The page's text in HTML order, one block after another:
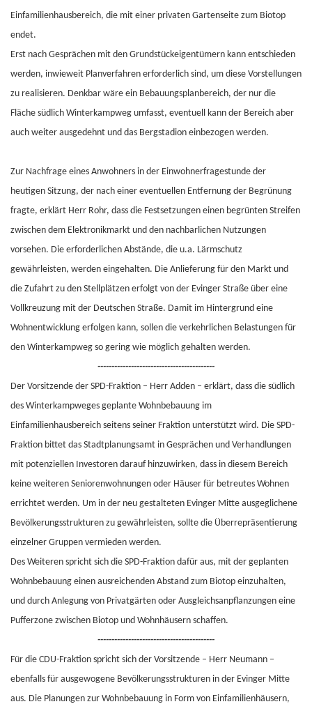
Einfamilienhausbereich, die mit einer privaten Gartenseite zum Biotop
endet.
Erst nach Gesprächen mit den Grundstückeigentümern kann entschieden
werden, inwieweit Planverfahren erforderlich sind, um diese Vorstellungen
zu realisieren. Denkbar wäre ein Bebauungsplanbereich, der nur die
Fläche südlich Winterkampweg umfasst, eventuell kann der Bereich aber
auch weiter ausgedehnt und das Bergstadion einbezogen werden.
Zur Nachfrage eines Anwohners in der Einwohnerfragestunde der
heutigen Sitzung, der nach einer eventuellen Entfernung der Begrünung
fragte, erklärt Herr Rohr, dass die Festsetzungen einen begrünten Streifen
zwischen dem Elektronikmarkt und den nachbarlichen Nutzungen
vorsehen. Die erforderlichen Abstände, die u.a. Lärmschutz
gewährleisten, werden eingehalten. Die Anlieferung für den Markt und
die Zufahrt zu den Stellplätzen erfolgt von der Evinger Straße über eine
Vollkreuzung mit der Deutschen Straße. Damit im Hintergrund eine
Wohnentwicklung erfolgen kann, sollen die verkehrlichen Belastungen für
den Winterkampweg so gering wie möglich gehalten werden.
------------------------------------------
Der Vorsitzende der SPD-Fraktion – Herr Adden – erklärt, dass die südlich
des Winterkampweges geplante Wohnbebauung im
Einfamilienhausbereich seitens seiner Fraktion unterstützt wird. Die SPD-
Fraktion bittet das Stadtplanungsamt in Gesprächen und Verhandlungen
mit potenziellen Investoren darauf hinzuwirken, dass in diesem Bereich
keine weiteren Seniorenwohnungen oder Häuser für betreutes Wohnen
errichtet werden. Um in der neu gestalteten Evinger Mitte ausgeglichene
Bevölkerungsstrukturen zu gewährleisten, sollte die Überrepräsentierung
einzelner Gruppen vermieden werden.
Des Weiteren spricht sich die SPD-Fraktion dafür aus, mit der geplanten
Wohnbebauung einen ausreichenden Abstand zum Biotop einzuhalten,
und durch Anlegung von Privatgärten oder Ausgleichsanpflanzungen eine
Pufferzone zwischen Biotop und Wohnhäusern schaffen.
------------------------------------------
Für die CDU-Fraktion spricht sich der Vorsitzende – Herr Neumann –
ebenfalls für ausgewogene Bevölkerungsstrukturen in der Evinger Mitte
aus. Die Planungen zur Wohnbebauung in Form von Einfamilienhäusern,